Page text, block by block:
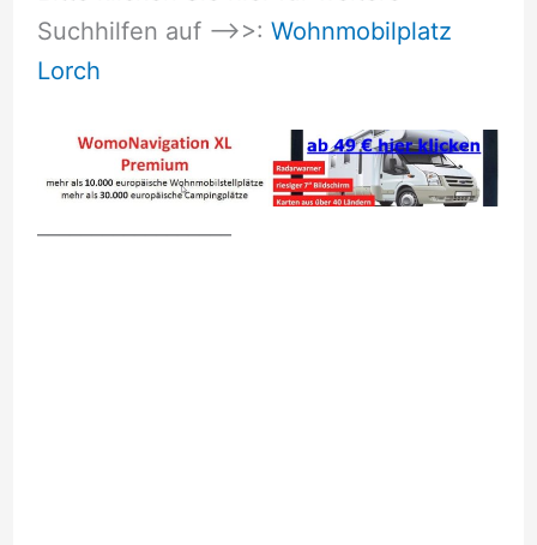
Suchhilfen auf –>>: Wohnmobilplatz
Lorch